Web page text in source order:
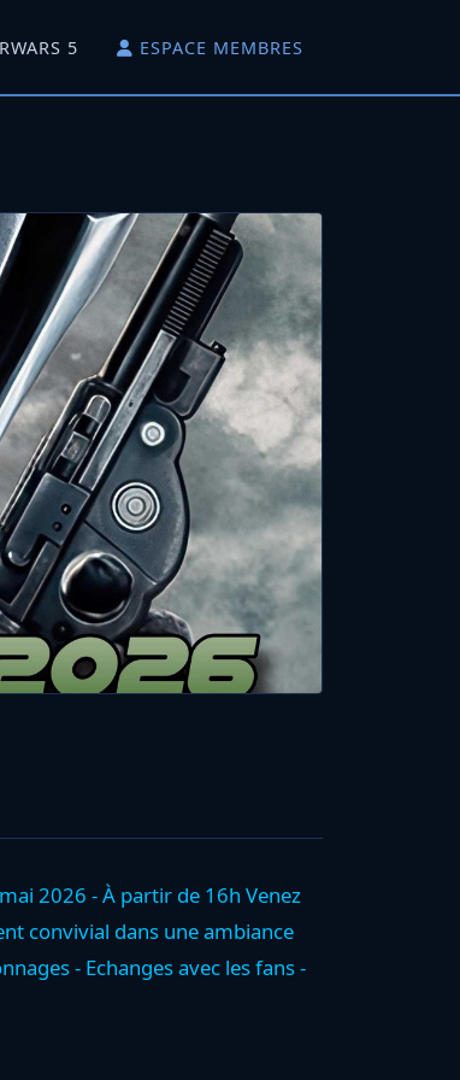
5 ESPACE MEMBRES
2026 - À partir de 16h Venez
convivial dans une ambiance
- Echanges avec les fans -